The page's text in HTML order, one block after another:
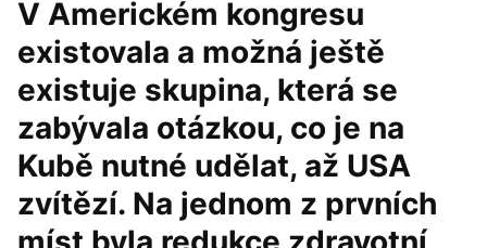
V Americkém kongresu
existovala a možná ještě
existuje skupina, která se
zabývala otázkou, co je na
Kubě nutné udělat, až USA
zvítězí. Na jednom z prvních